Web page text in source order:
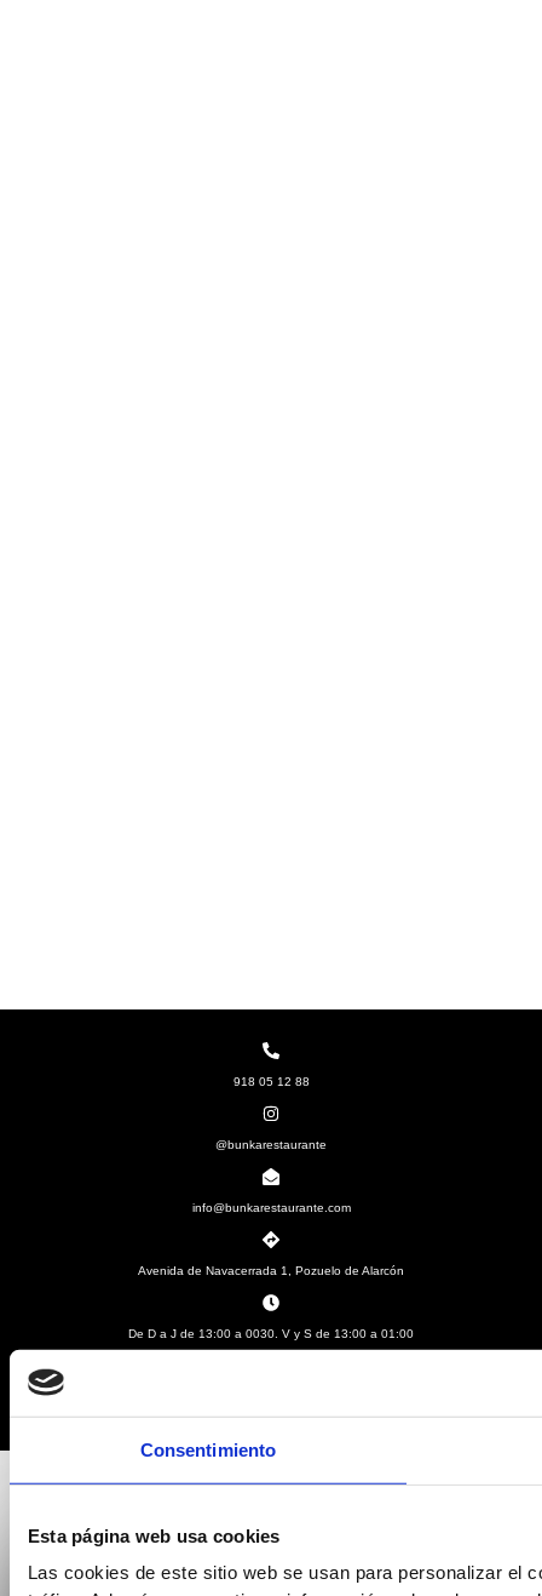
Consentimiento
Esta página web usa cookies
Las cookies de este sitio web se usan para personalizar el
918 05 12 88
@bunkarestaurante
info@bunkarestaurante.com
Avenida de Navacerrada 1, Pozuelo de Alarcón
De D a J de 13:00 a 0030. V y S de 13:00 a 01:00